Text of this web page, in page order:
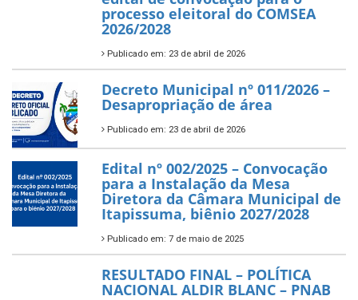
processo eleitoral do COMSEA
2026/2028
Publicado em: 23 de abril de 2026
Decreto Municipal nº 011/2026 –
Desapropriação de área
Publicado em: 23 de abril de 2026
Edital nº 002/2025 – Convocação
para a Instalação da Mesa
Diretora da Câmara Municipal de
Itapissuma, biênio 2027/2028
Publicado em: 7 de maio de 2025
RESULTADO FINAL – POLÍTICA
NACIONAL ALDIR BLANC – PNAB